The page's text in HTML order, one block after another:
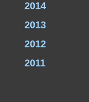
2014
2013
2012
2011